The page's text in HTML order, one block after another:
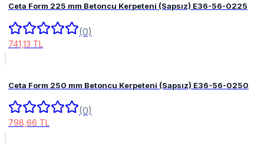
Ceta Form 225 mm Betoncu Kerpeteni (Sapsız) E36-56-0225
(0)
741,13 TL
Ceta Form 250 mm Betoncu Kerpeteni (Sapsız) E36-56-0250
(0)
798,66 TL